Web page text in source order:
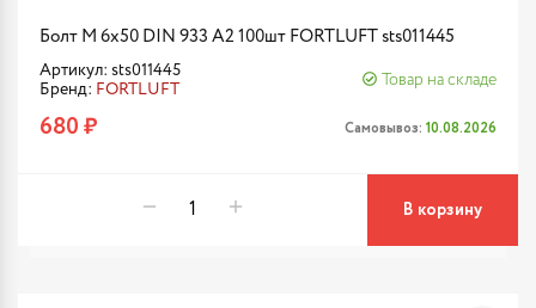
Болт М 6х50 DIN 933 A2 100шт FORTLUFT sts011445
Артикул: sts011445
Бренд: FORTLUFT
Товар на складе
680 ₽ Самовывоз: 10.08.2026
В корзину